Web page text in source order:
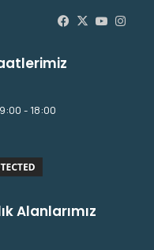
Facebook
X YouTube
- 18:00
Alanlarımız